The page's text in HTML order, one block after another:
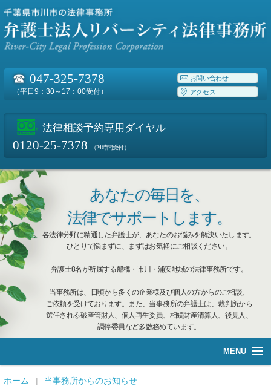
☎ 047-325-7378
（平日9：30～17：00受付）
お問い合わせ
アクセス
法律相談予約専用ダイヤル
0120-25-7378 （24時間受付）
あなたの毎日を、
法律でサポートします。
各法律分野に精通した弁護士が、あなたのお悩みを解決いたします。
ひとりで悩まずに、まずはお気軽にご相談ください。
弁護士8名が所属する船橋・市川・浦安地域の法律事務所です。
当事務所は、日頃から多くの企業様及び個人の方からのご相談、
ご依頼を受けております。また、当事務所の弁護士は、裁判所から
選任される破産管財人、個人再生委員、相続財産清算人、後見人、
調停委員など多数務めています。
MENU
総合案内
ホーム
当事務所からのお知らせ